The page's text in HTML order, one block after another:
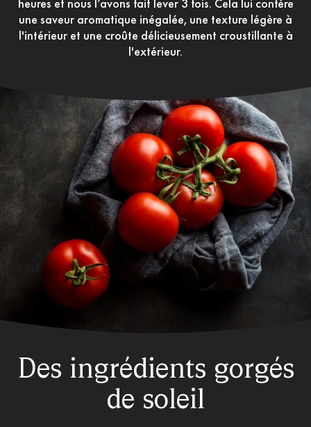
une saveur aromatique inégalée, une texture légère à
l'intérieur et une croûte délicieusement croustillante à
l'extérieur.
Des ingrédients gorgés
de soleil